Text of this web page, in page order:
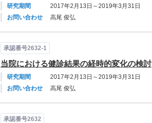
研究期間
2017年2月13日～2019年3月31日
お問い合わせ
高尾 俊弘
承認番号2632-1
当院における健診結果の経時的変化の検討
研究期間
2017年2月13日～2019年3月31日
お問い合わせ
高尾 俊弘
承認番号2632